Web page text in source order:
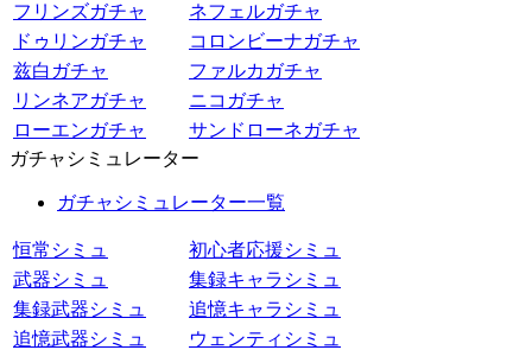
フリンズガチャ
ネフェルガチャ
ドゥリンガチャ
コロンビーナガチャ
兹白ガチャ
ファルカガチャ
リンネアガチャ
ニコガチャ
ローエンガチャ
サンドローネガチャ
ガチャシミュレーター
ガチャシミュレーター一覧
恒常シミュ
初心者応援シミュ
武器シミュ
集録キャラシミュ
集録武器シミュ
追憶キャラシミュ
追憶武器シミュ
ウェンティシミュ